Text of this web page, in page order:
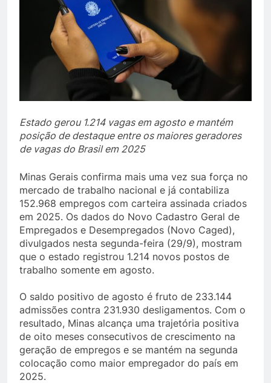
Estado gerou 1.214 vagas em agosto e mantém
posição de destaque entre os maiores geradores
de vagas do Brasil em 2025
Minas Gerais confirma mais uma vez sua força no
mercado de trabalho nacional e já contabiliza
152.968 empregos com carteira assinada criados
em 2025. Os dados do Novo Cadastro Geral de
Empregados e Desempregados (Novo Caged),
divulgados nesta segunda-feira (29/9), mostram
que o estado registrou 1.214 novos postos de
trabalho somente em agosto.
O saldo positivo de agosto é fruto de 233.144
admissões contra 231.930 desligamentos. Com o
resultado, Minas alcança uma trajetória positiva
de oito meses consecutivos de crescimento na
geração de empregos e se mantém na segunda
colocação como maior empregador do país em
2025.